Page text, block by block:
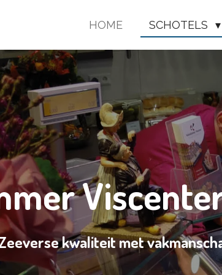
HOME SCHOTELS
kwaliteit met